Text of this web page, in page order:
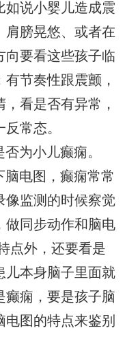
如说小婴儿造成震
肩膀晃悠、或者在
向要看这些孩子临
节奏性跟震颤，
看是否有异常，
常态。
为小儿癫痫。
电图，癫痫常常
像监测的时候察觉
做同步动作和脑电
点外，还要看是
儿本身脑子里面就
癫痫，要是孩子脑
图的特点来鉴别